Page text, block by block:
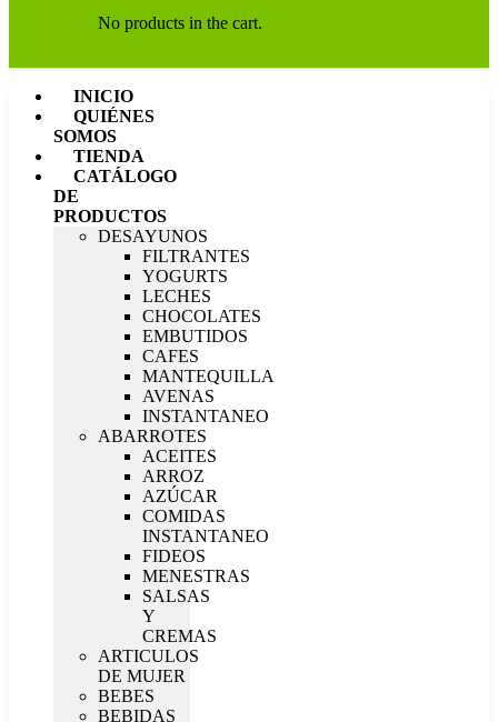
No products in the cart.
INICIO
QUIÉNES
SOMOS
TIENDA
CATÁLOGO
DE
PRODUCTOS
DESAYUNOS
FILTRANTES
YOGURTS
LECHES
CHOCOLATES
EMBUTIDOS
CAFES
MANTEQUILLA
AVENAS
INSTANTANEO
ABARROTES
ACEITES
ARROZ
AZÚCAR
COMIDAS
INSTANTANEO
FIDEOS
MENESTRAS
SALSAS
Y
CREMAS
ARTICULOS
DE MUJER
BEBES
BEBIDAS